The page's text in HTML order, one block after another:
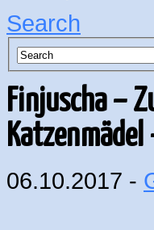
Search
Finjuscha –
Katzenmädel
06.10.2017 -